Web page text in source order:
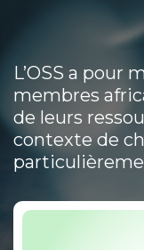
L’OSS a pour
membres
de leurs
contexte de